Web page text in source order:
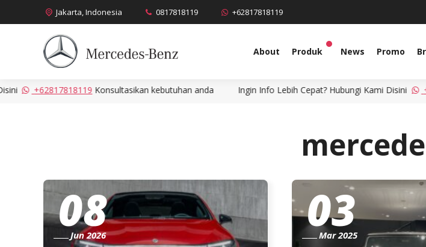
Jakarta, Indonesia 0817818119 +62817818119
About Produk News Promo
+62817818119Konsultasikan kebutuhan anda Ingin Info Lebih Cepat? Hubungi Kami Disini
08
Jun 2026 03
Mar 2025